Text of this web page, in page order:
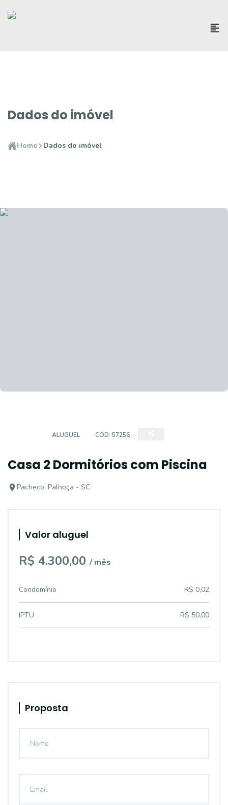
Dados do imóvel
Home Dados do imóvel
ALUGUEL CÓD: 57256
Casa 2 Dormitórios com Piscina
Pacheco, Palhoça - SC
Valor aluguel
R$ 4.300,00 / mês
Condomínio R$ 0,02
IPTU R$ 50,00
Proposta